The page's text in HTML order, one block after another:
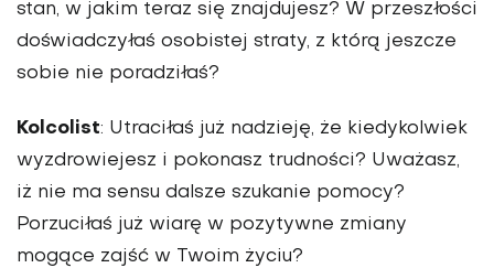
stan, w jakim teraz się znajdujesz? W przeszłości
doświadczyłaś osobistej straty, z którą jeszcze
sobie nie poradziłaś?
Kolcolist: Utraciłaś już nadzieję, że kiedykolwiek
wyzdrowiejesz i pokonasz trudności? Uważasz,
iż nie ma sensu dalsze szukanie pomocy?
Porzuciłaś już wiarę w pozytywne zmiany
mogące zajść w Twoim życiu?